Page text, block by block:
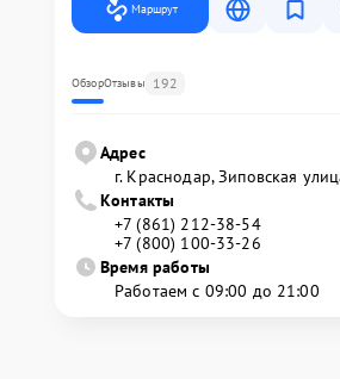
Маршрут
ОбзорОтзывы 192
Адрес
г. Краснодар, Зиповская
Контакты
+7 (861) 212-38-54
+7 (800) 100-33-26
Время работы
Работаем с 09:00 до 21:00